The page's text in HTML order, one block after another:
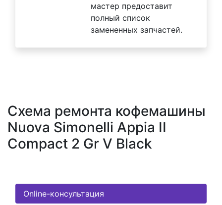
мастер предоставит
полный список
замененных запчастей.
Схема ремонта кофемашины
Nuova Simonelli Appia II
Compact 2 Gr V Black
Online-консультация